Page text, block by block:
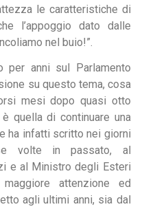
le caratteristiche di
l’appoggio dato dalle
nel buio!”.
per anni sul Parlamento
su questo tema, cosa
mesi dopo quasi otto
quella di continuare una
ha infatti scritto nei giorni
volte in passato, al
e al Ministro degli Esteri
attenzione ed
agli ultimi anni, sia dal